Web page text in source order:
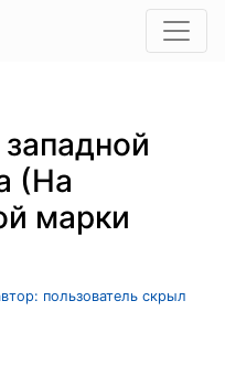
(На
марки
пользователь скрыл